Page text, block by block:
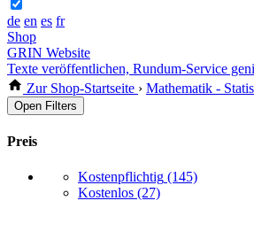
de en es fr
Shop
GRIN Website
Texte veröffentlichen, Rundum-Service
Zur Shop-Startseite › Mathematik -
Open Filters
Preis
Kostenpflichtig (145)
Kostenlos (27)